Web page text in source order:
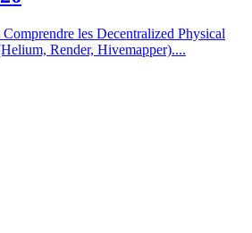
les Decentralized Physical
Render, Hivemapper)....